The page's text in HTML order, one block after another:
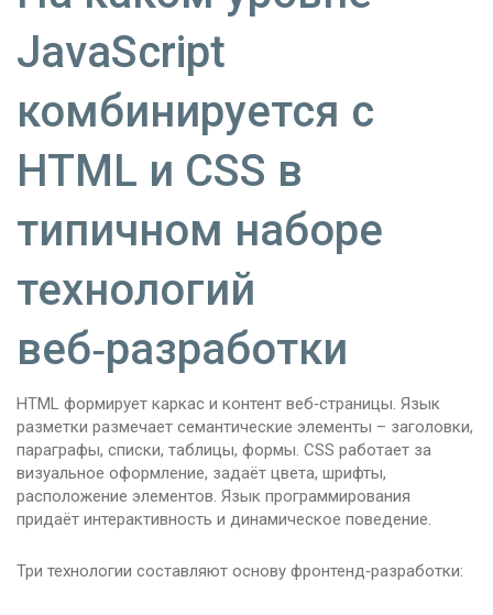
JavaScript
комбинируется с
HTML и CSS в
типичном наборе
технологий
веб‑разработки
HTML формирует каркас и контент веб‑страницы. Язык
разметки размечает семантические элементы – заголовки,
параграфы, списки, таблицы, формы. CSS работает за
визуальное оформление, задаёт цвета, шрифты,
расположение элементов. Язык программирования
придаёт интерактивность и динамическое поведение.
Три технологии составляют основу фронтенд‑разработки: